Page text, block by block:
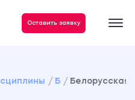
Оставить заявку
Б Белорусская